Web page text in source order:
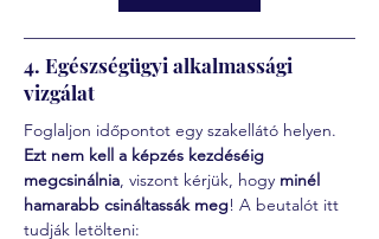
4. Egészségügyi alkalmassági
vizgálat
Foglaljon időpontot egy szakellátó helyen.
Ezt nem kell a képzés kezdéséig
megcsinálnia, viszont kérjük, hogy minél
hamarabb csináltassák meg! A beutalót itt
tudják letölteni: